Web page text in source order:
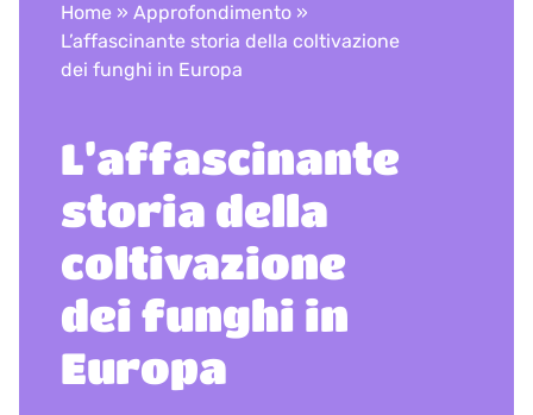
Home» Approfondimento»
L’affascinante storia della coltivazione
dei funghi in Europa
L’affascinante
storia della
coltivazione
dei funghi in
Europa